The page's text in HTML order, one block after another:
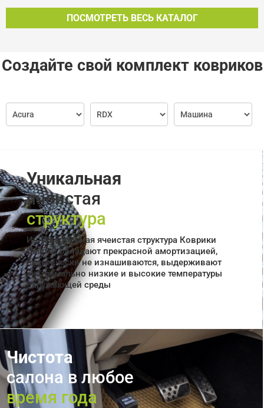
ПОСМОТРЕТЬ ВЕСЬ КАТАЛОГ
Создайте свой комплект ковриков
Уникальная
ячеистая
структура
Инновационная ячеистая структура Коврики
Cellmat обладают прекрасной амортизацией,
практически не изнашиваются, выдерживают
экстремально низкие и высокие температуры
окружающей среды
Чистота
салона в любое
время года